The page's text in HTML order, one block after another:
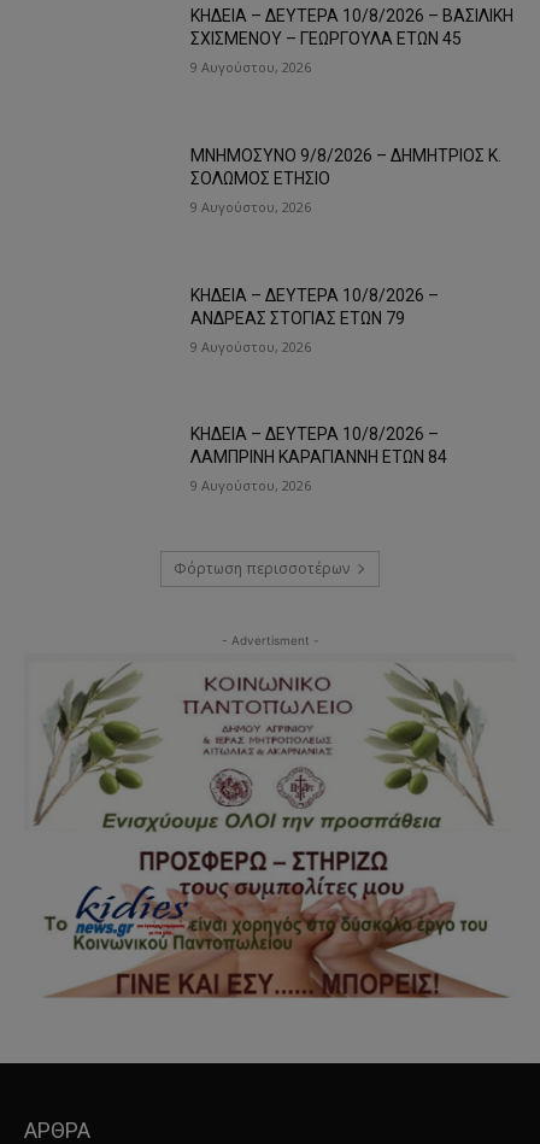
ΚΗΔΕΙΑ – ΔΕΥΤΕΡΑ 10/8/2026 – ΒΑΣΙΛΙΚΗ
ΣΧΙΣΜΕΝΟΥ – ΓΕΩΡΓΟΥΛΑ ΕΤΩΝ 45
9 Αυγούστου, 2026
ΜΝΗΜΟΣΥΝΟ 9/8/2026 – ΔΗΜΗΤΡΙΟΣ Κ.
ΣΟΛΩΜΟΣ ΕΤΗΣΙΟ
9 Αυγούστου, 2026
ΚΗΔΕΙΑ – ΔΕΥΤΕΡΑ 10/8/2026 –
ΑΝΔΡΕΑΣ ΣΤΟΓΙΑΣ ΕΤΩΝ 79
9 Αυγούστου, 2026
ΚΗΔΕΙΑ – ΔΕΥΤΕΡΑ 10/8/2026 –
ΛΑΜΠΡΙΝΗ ΚΑΡΑΓΙΑΝΝΗ ΕΤΩΝ 84
9 Αυγούστου, 2026
Φόρτωση περισσοτέρων
- Advertisment -
ΑΡΘΡΑ